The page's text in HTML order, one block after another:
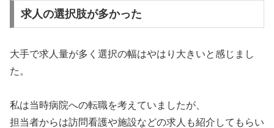
求人の選択肢が多かった
大手で求人量が多く選択の幅はやはり大きいと感じまし
た。
私は当時病院への転職を考えていましたが、
担当者からは訪問看護や施設などの求人も紹介してもらい